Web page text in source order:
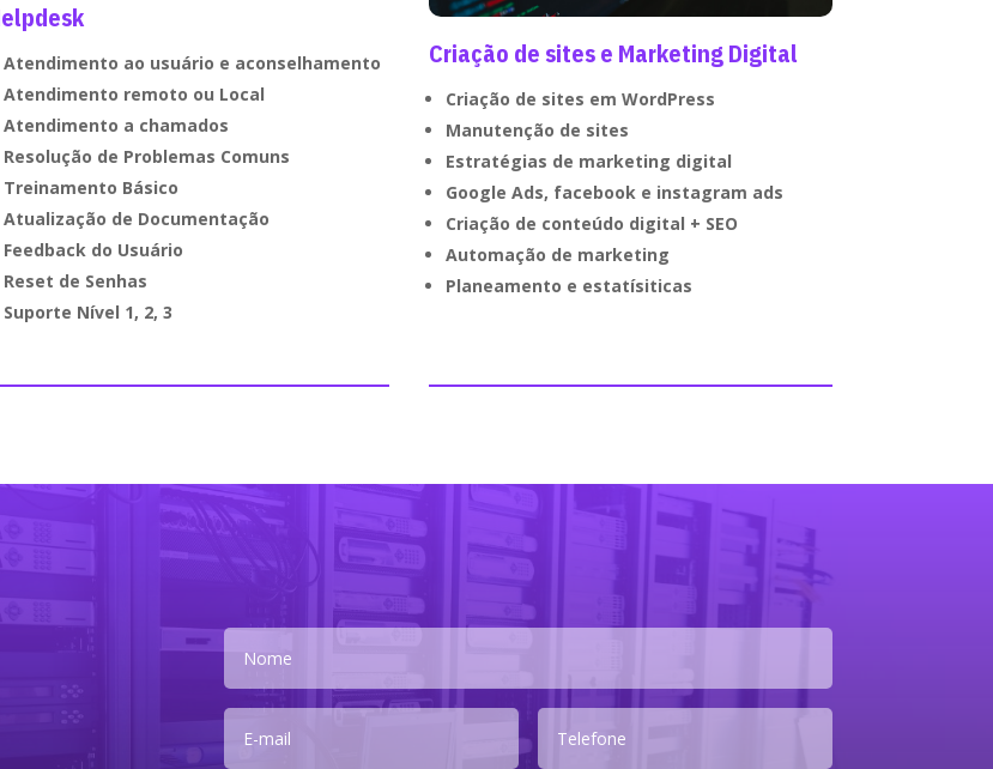
Atendimento ao usuário e aconselhamento
Atendimento remoto ou Local
Atendimento a chamados
Resolução de Problemas Comuns
Treinamento Básico
Atualização de Documentação
Feedback do Usuário
Reset de Senhas
Suporte Nível 1, 2, 3
Criação de sites e Marketing Digital
Criação de sites em WordPress
Manutenção de sites
Estratégias de marketing digital
Google Ads, facebook e instagram ads
Criação de conteúdo digital + SEO
Automação de marketing
Planeamento e estatísiticas